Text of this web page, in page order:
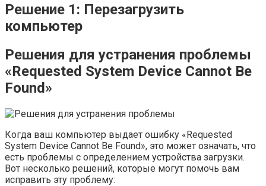
Решение 1: Перезагрузить
компьютер
Решения для устранения проблемы
«Requested System Device Cannot Be
Found»
Когда ваш компьютер выдает ошибку «Requested
System Device Cannot Be Found», это может означать, что
есть проблемы с определением устройства загрузки.
Вот несколько решений, которые могут помочь вам
исправить эту проблему: